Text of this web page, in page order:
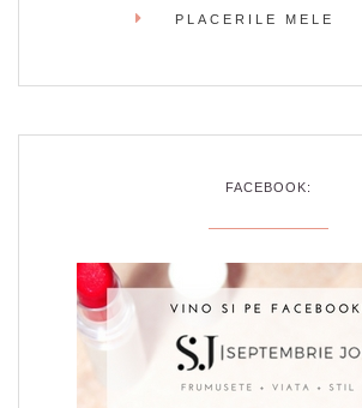
PLACERILE MELE
FACEBOOK: